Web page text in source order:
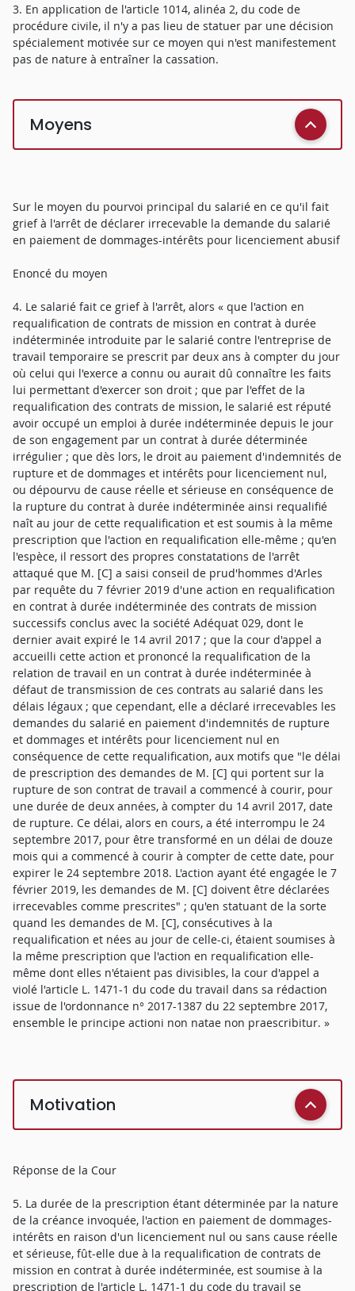
3. En application de l'article 1014, alinéa 2, du code de
procédure civile, il n'y a pas lieu de statuer par une décision
spécialement motivée sur ce moyen qui n'est manifestement
pas de nature à entraîner la cassation.
Moyens
Sur le moyen du pourvoi principal du salarié en ce qu'il fait
grief à l'arrêt de déclarer irrecevable la demande du salarié
en paiement de dommages-intérêts pour licenciement abusif
Enoncé du moyen
4. Le salarié fait ce grief à l'arrêt, alors « que l'action en
requalification de contrats de mission en contrat à durée
indéterminée introduite par le salarié contre l'entreprise de
travail temporaire se prescrit par deux ans à compter du jour
où celui qui l'exerce a connu ou aurait dû connaître les faits
lui permettant d'exercer son droit ; que par l'effet de la
requalification des contrats de mission, le salarié est réputé
avoir occupé un emploi à durée indéterminée depuis le jour
de son engagement par un contrat à durée déterminée
irrégulier ; que dès lors, le droit au paiement d'indemnités de
rupture et de dommages et intérêts pour licenciement nul,
ou dépourvu de cause réelle et sérieuse en conséquence de
la rupture du contrat à durée indéterminée ainsi requalifié
naît au jour de cette requalification et est soumis à la même
prescription que l'action en requalification elle-même ; qu'en
l'espèce, il ressort des propres constatations de l'arrêt
attaqué que M. [C] a saisi conseil de prud'hommes d'Arles
par requête du 7 février 2019 d'une action en requalification
en contrat à durée indéterminée des contrats de mission
successifs conclus avec la société Adéquat 029, dont le
dernier avait expiré le 14 avril 2017 ; que la cour d'appel a
accueilli cette action et prononcé la requalification de la
relation de travail en un contrat à durée indéterminée à
défaut de transmission de ces contrats au salarié dans les
délais légaux ; que cependant, elle a déclaré irrecevables les
demandes du salarié en paiement d'indemnités de rupture
et dommages et intérêts pour licenciement nul en
conséquence de cette requalification, aux motifs que "le délai
de prescription des demandes de M. [C] qui portent sur la
rupture de son contrat de travail a commencé à courir, pour
une durée de deux années, à compter du 14 avril 2017, date
de rupture. Ce délai, alors en cours, a été interrompu le 24
septembre 2017, pour être transformé en un délai de douze
mois qui a commencé à courir à compter de cette date, pour
expirer le 24 septembre 2018. L'action ayant été engagée le 7
février 2019, les demandes de M. [C] doivent être déclarées
irrecevables comme prescrites" ; qu'en statuant de la sorte
quand les demandes de M. [C], consécutives à la
requalification et nées au jour de celle-ci, étaient soumises à
la même prescription que l'action en requalification elle-
même dont elles n'étaient pas divisibles, la cour d'appel a
violé l'article L. 1471-1 du code du travail dans sa rédaction
issue de l'ordonnance n° 2017-1387 du 22 septembre 2017,
ensemble le principe actioni non natae non praescribitur. »
Motivation
Réponse de la Cour
5. La durée de la prescription étant déterminée par la nature
de la créance invoquée, l'action en paiement de dommages-
intérêts en raison d'un licenciement nul ou sans cause réelle
et sérieuse, fût-elle due à la requalification de contrats de
mission en contrat à durée indéterminée, est soumise à la
prescription de l'article L. 1471-1 du code du travail se